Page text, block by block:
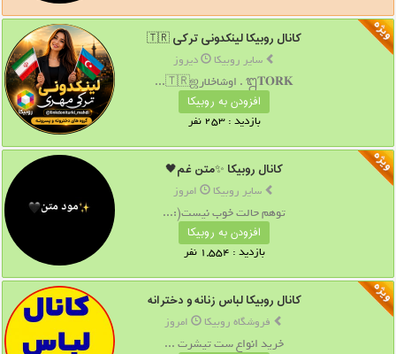
کانال روبیکا لینکدونی ترکی 🇹🇷
سایر روبیکا دیروز
ᬍ𝐓𝐎𝐑𝐊 . اوشاخلار🇹🇷ஜ...
افزودن به روبیکا
بازدید : 253 نفر
کانال روبیکا ✨متن غم🖤
سایر روبیکا امروز
توهم حالت خوب نیست(:...
افزودن به روبیکا
بازدید : 1,554 نفر
کانال روبیکا لباس زنانه و دخترانه
فروشگاه روبیکا امروز
خرید انواع ست تیشرت ...